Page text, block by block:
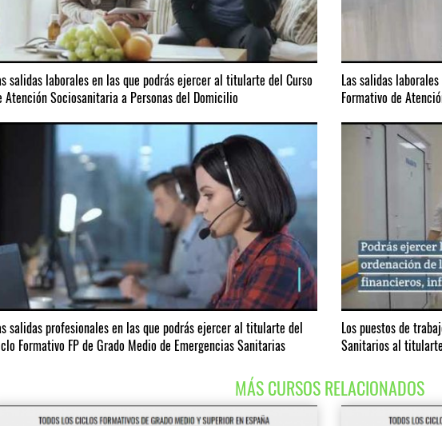
salidas laborales en las que podrás ejercer al titularte del Curso
Atención Sociosanitaria a Personas del Domicilio
Las salidas
Formativo de
salidas profesionales en las que podrás ejercer al titularte del
Formativo FP de Grado Medio de Emergencias Sanitarias
Los puestos de
Sanitarios al titularte
MÁS CURSOS RELACIONADOS